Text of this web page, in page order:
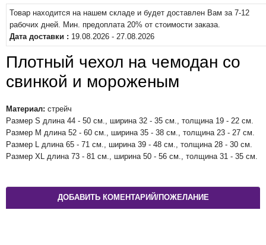
Товар находится на нашем складе и будет доставлен Вам за 7-12
рабочих дней. Мин. предоплата 20% от стоимости заказа.
Дата доставки : 19.08.2026 - 27.08.2026
Плотный чехол на чемодан со
свинкой и мороженым
Материал: стрейч
Размер S длина 44 - 50 см., ширина 32 - 35 см., толщина 19 - 22 см.
Размер M длина 52 - 60 см., ширина 35 - 38 см., толщина 23 - 27 см.
Размер L длина 65 - 71 см., ширина 39 - 48 см., толщина 28 - 30 см.
Размер XL длина 73 - 81 см., ширина 50 - 56 см., толщина 31 - 35 см.
ДОБАВИТЬ КОМЕНТАРИЙ/ПОЖЕЛАНИЕ